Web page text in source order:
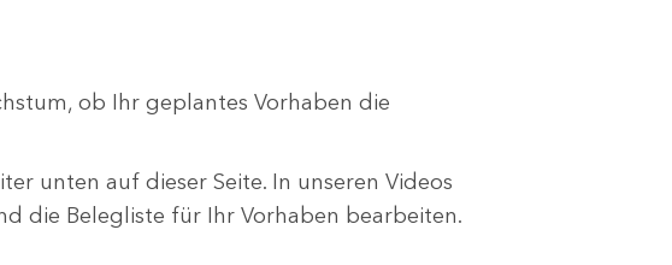
ob Ihr geplantes Vorhaben die
unten auf dieser Seite. In unseren Videos
die Belegliste für Ihr Vorhaben bearbeiten.